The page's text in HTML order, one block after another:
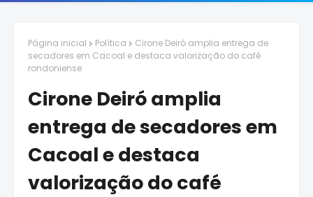
Página inicial Política
Cirone Deiró amplia entrega de
secadores em Cacoal e destaca valorização do café
rondoniense
Cirone Deiró amplia
entrega de secadores em
Cacoal e destaca
valorização do café